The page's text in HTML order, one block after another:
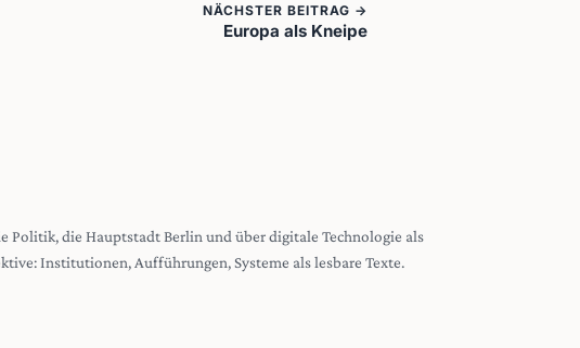
NÄCHSTER BEITRAG →
Europa als Kneipe
Politik, die Hauptstadt Berlin und über digitale Technologie als
Institutionen, Aufführungen, Systeme als lesbare Texte.